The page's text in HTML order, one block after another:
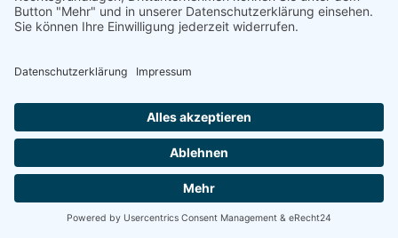
Ihrem Experten für Photovoltaik für Unternehmen in
Oberallgäu, speziell für Gewerbekunden und Betriebe
Full-Service-Ansatz garantiert Ihnen eine sorgenfreie
bis zur finalen Inbetriebnahme.
100% kostenloses Erstgespräch